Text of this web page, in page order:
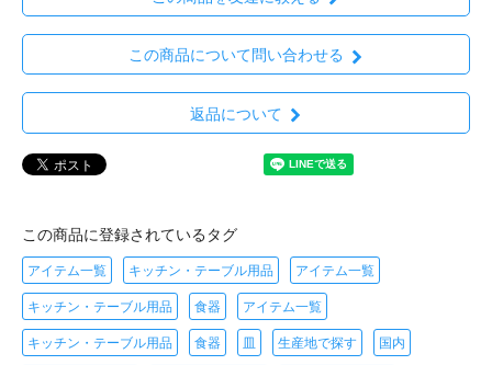
この商品について問い合わせる
返品について
この商品に登録されているタグ
アイテム一覧 キッチン・テーブル用品 アイテム一覧
キッチン・テーブル用品 食器 アイテム一覧
キッチン・テーブル用品 食器 皿 生産地で探す 国内